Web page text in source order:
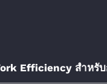
Efficiency สำหรับ